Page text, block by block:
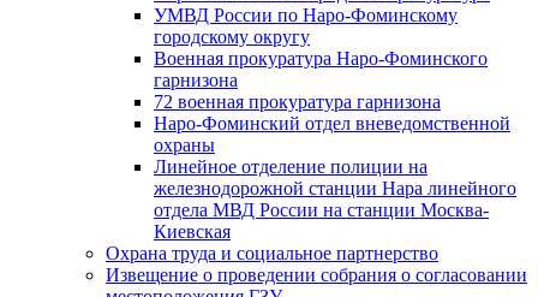
УМВД России по Наро-Фоминскому
городскому округу
Военная прокуратура Наро-Фоминского
гарнизона
72 военная прокуратура гарнизона
Наро-Фоминский отдел вневедомственной
охраны
Линейное отделение полиции на
железнодорожной станции Нара линейного
отдела МВД России на станции Москва-
Киевская
Охрана труда и социальное партнерство
Извещение о проведении собрания о согласовании